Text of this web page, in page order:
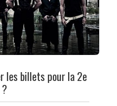
les billets pour la 2e